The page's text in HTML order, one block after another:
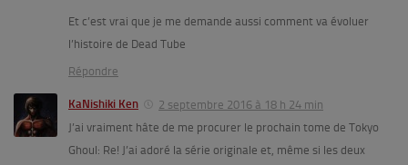
Et c’est vrai que je me demande aussi comment va évoluer
l’histoire de Dead Tube
Répondre
KaNishiki Ken
2 septembre 2016 à 18 h 24 min
J’ai vraiment hâte de me procurer le prochain tome de Tokyo
Ghoul: Re! J’ai adoré la série originale et, même si les deux